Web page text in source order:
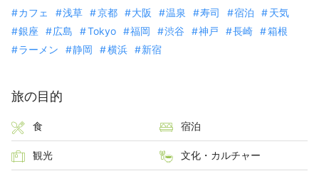
カフェ 浅草 京都 大阪 温泉 寿司 宿泊
天気
銀座
広島 Tokyo 福岡 渋谷 神戸 長崎
箱根
ラーメン
静岡 横浜 新宿
旅の目的
食 宿泊
観光 文化・カルチャー